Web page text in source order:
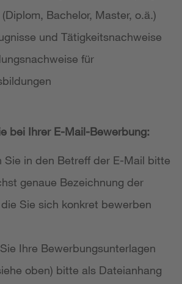
Bachelor, Master, o.ä.)
und Tätigkeitsnachweise
für
bei Ihrer E-Mail-Bewerbung:
Sie in den Betreff der E-Mail bitte
genaue Bezeichnung der
Sie sich konkret bewerben
Ihre Bewerbungsunterlagen
oben) bitte als Dateianhang